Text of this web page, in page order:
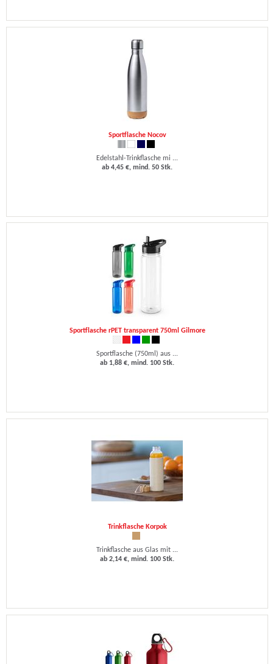
Sportflasche Nocov
Edelstahl-Trinkflasche mi ...
ab 4,45 €, mind. 50 Stk.
Sportflasche rPET transparent 750ml Gilmore
Sportflasche (750ml) aus ...
ab 1,88 €, mind. 100 Stk.
Trinkflasche Korpok
Trinkflasche aus Glas mit ...
ab 2,14 €, mind. 100 Stk.